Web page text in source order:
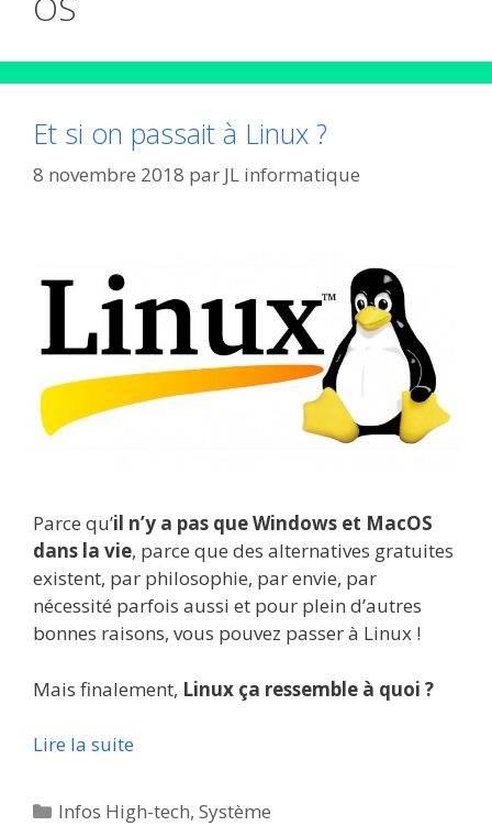
Et si on passait à Linux ?
8 novembre 2018 par JL informatique
Parce qu’il n’y a pas que Windows et MacOS
dans la vie, parce que des alternatives gratuites
existent, par philosophie, par envie, par
nécessité parfois aussi et pour plein d’autres
bonnes raisons, vous pouvez passer à Linux !
Mais finalement, Linux ça ressemble à quoi ?
Lire la suite
Catégories
Infos High-tech,Système